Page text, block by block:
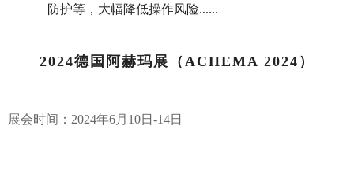
防护等，大幅降低操作风险......
2024德国阿赫玛展（ACHEMA 2024）
展会时间：2024年6月10日-14日